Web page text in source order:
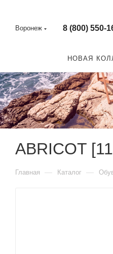
Воронеж 8 (800) 550-
НОВАЯ
ABRICOT
Главная — Каталог —